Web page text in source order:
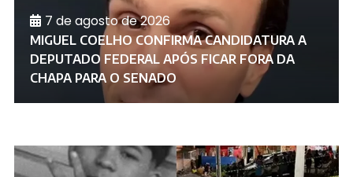
7 de agosto de 2026
MIGUEL COELHO CONFIRMA CANDIDATURA A
DEPUTADO FEDERAL APÓS FICAR FORA DA
CHAPA PARA O SENADO